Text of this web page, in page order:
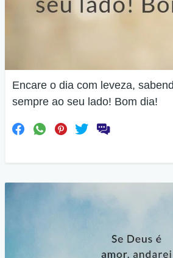
Encare o dia com leveza,
sempre ao seu lado! Bom dia!